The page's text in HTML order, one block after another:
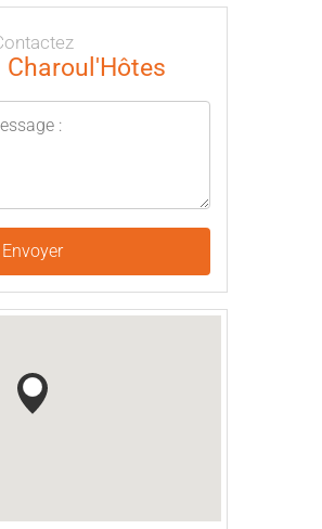
Charoul'Hôtes
Envoyer